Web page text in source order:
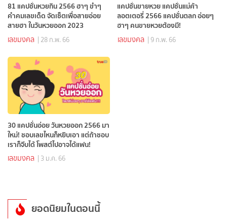
81 แคปชั่นหวยกิน 2566 ฮาๆ ขำๆ
คำคมเลขเด็ด จัดเซ็ตเพื่อสายอ่อย
สายฮา ในวันหวยออก 2023
เลขมงคล | 28 ก.พ. 66
แคปชั่นขายหวย แคปชั่นแม่ค้า
ลอตเตอรี่ 2566 แคปชั่นตลก อ่อยๆ
ฮาๆ คนขายหวยต้องมี!
เลขมงคล | 9 ก.พ. 66
30 แคปชั่นอ่อย วันหวยออก 2566 มา
ใหม่! ชอบเลขไหนก็หยิบเอา แต่ถ้าชอบ
เราก็จีบได้ โพสต์ไปอาจได้แฟน!
เลขมงคล | 3 ม.ค. 66
ยอดนิยมในตอนนี้